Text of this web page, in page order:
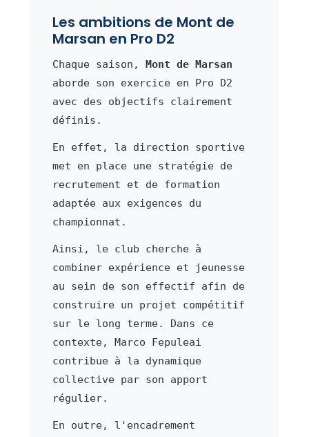
Les ambitions de Mont de
Marsan en Pro D2
Chaque saison,
Mont de Marsan
aborde son exercice en Pro D2
avec des objectifs clairement
définis.
En effet, la direction sportive
met en place une stratégie de
recrutement et de formation
adaptée aux exigences du
championnat.
Ainsi, le club cherche à
combiner expérience et jeunesse
au sein de son effectif afin de
construire un projet compétitif
sur le long terme. Dans ce
contexte, Marco Fepuleai
contribue à la dynamique
collective par son apport
régulier.
En outre, l'encadrement